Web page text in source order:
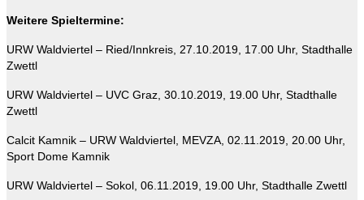
Weitere Spieltermine:
URW Waldviertel – Ried/Innkreis, 27.10.2019, 17.00 Uhr, Stadthalle
Zwettl
URW Waldviertel – UVC Graz, 30.10.2019, 19.00 Uhr, Stadthalle
Zwettl
Calcit Kamnik – URW Waldviertel, MEVZA, 02.11.2019, 20.00 Uhr,
Sport Dome Kamnik
URW Waldviertel – Sokol, 06.11.2019, 19.00 Uhr, Stadthalle Zwettl